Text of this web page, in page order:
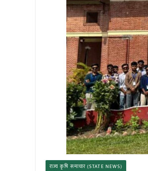
राज्य कृषि समाचार (STATE NEWS)